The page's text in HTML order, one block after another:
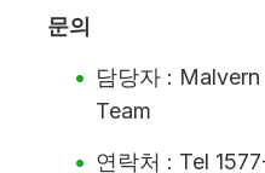
문의
담당자 :
Team
연락처 : Tel